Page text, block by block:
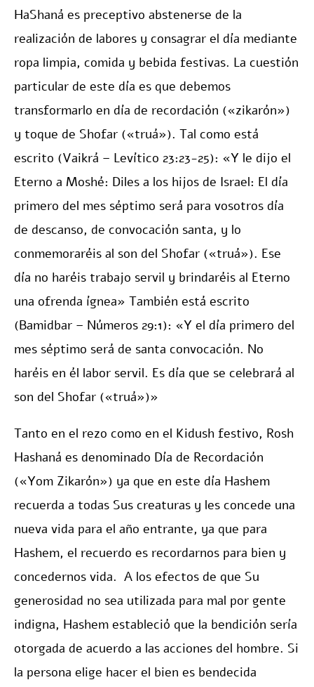
HaShaná es preceptivo abstenerse de la
realización de labores y consagrar el día mediante
ropa limpia, comida y bebida festivas. La cuestión
particular de este día es que debemos
transformarlo en día de recordación («zikarón»)
y toque de Shofar («truá»). Tal como está
escrito (Vaikrá – Levítico 23:23-25): «Y le dijo el
Eterno a Moshé: Diles a los hijos de Israel: El día
primero del mes séptimo será para vosotros día
de descanso, de convocación santa, y lo
conmemoraréis al son del Shofar («truá»). Ese
día no haréis trabajo servil y brindaréis al Eterno
una ofrenda ígnea» También está escrito
(Bamidbar – Números 29:1): «Y el día primero del
mes séptimo será de santa convocación. No
haréis en él labor servil. Es día que se celebrará al
son del Shofar («truá»)»
Tanto en el rezo como en el Kidush festivo, Rosh
Hashaná es denominado Día de Recordación
(«Yom Zikarón») ya que en este día Hashem
recuerda a todas Sus creaturas y les concede una
nueva vida para el año entrante, ya que para
Hashem, el recuerdo es recordarnos para bien y
concedernos vida. A los efectos de que Su
generosidad no sea utilizada para mal por gente
indigna, Hashem estableció que la bendición sería
otorgada de acuerdo a las acciones del hombre. Si
la persona elige hacer el bien es bendecida